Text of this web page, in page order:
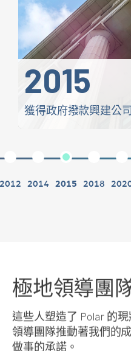
2015
獲得政府撥款興建公
2012 2014 2015 2018
極地領導團
這些人塑造了 Polar 的
領導團隊推動著我們的
做事的承諾。